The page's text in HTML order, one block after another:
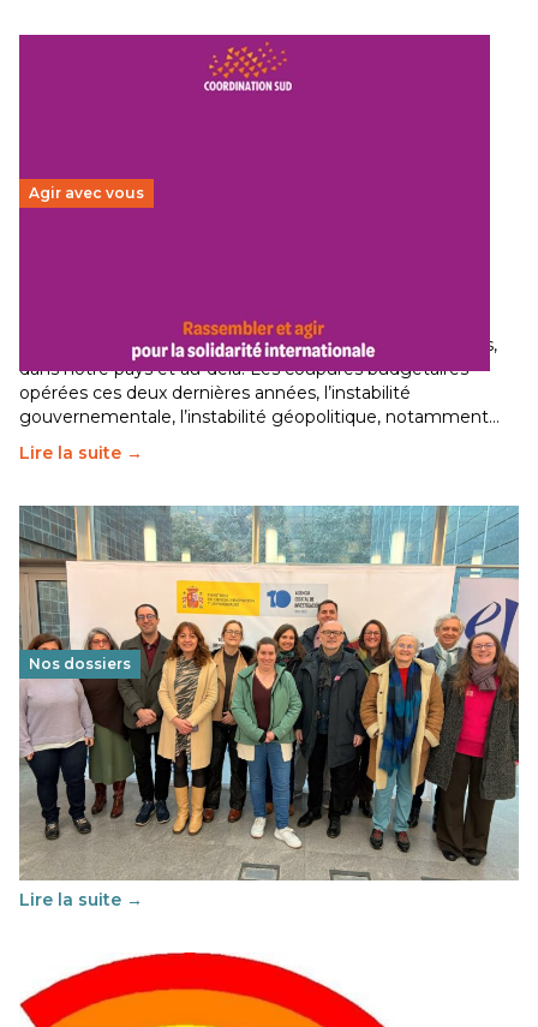
Agir avec vous
Le secteur humanitaire connaît des difficultés profondes,
dans notre pays et au-delà. Les coupures budgétaires
opérées ces deux dernières années, l’instabilité
gouvernementale, l’instabilité géopolitique, notamment…
Lire la suite →
Nos dossiers
Éducation au vivre-ensemble : un échange croisé
franco-espagnol pour changer d’approche
29 juin 2026-National
Cette année, l'UNSA Éducation a mené un projet Erasmus
soutenu par l'union Européenne et centré sur l'éducation
au vivre-ensemble : quelles différences entre la France…
Lire la suite →